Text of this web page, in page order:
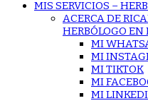
MIS SERVICIOS –
ACERCA DE
HERBÓLOGO
MI
MI
MI TIKTOK
MI
MI